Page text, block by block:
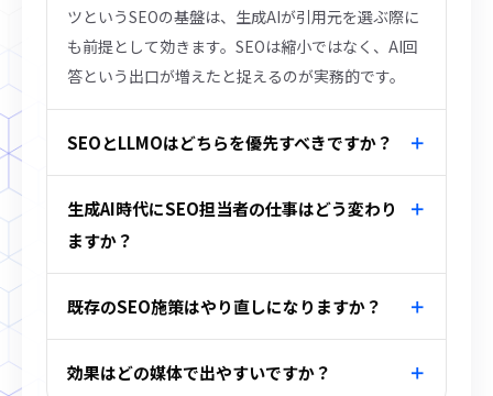
ツというSEOの基盤は、生成AIが引用元を選ぶ際に
も前提として効きます。SEOは縮小ではなく、AI回
答という出口が増えたと捉えるのが実務的です。
SEOとLLMOはどちらを優先すべきですか？
生成AI時代にSEO担当者の仕事はどう変わり
ますか？
既存のSEO施策はやり直しになりますか？
効果はどの媒体で出やすいですか？